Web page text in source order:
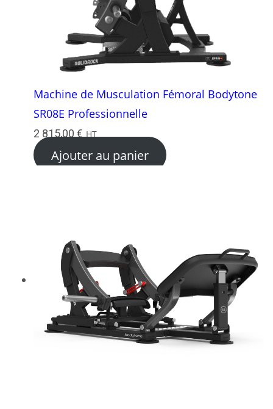
Machine de Musculation Fémoral Bodytone
SR08E Professionnelle
2 815,00 € HT
Ajouter au panier